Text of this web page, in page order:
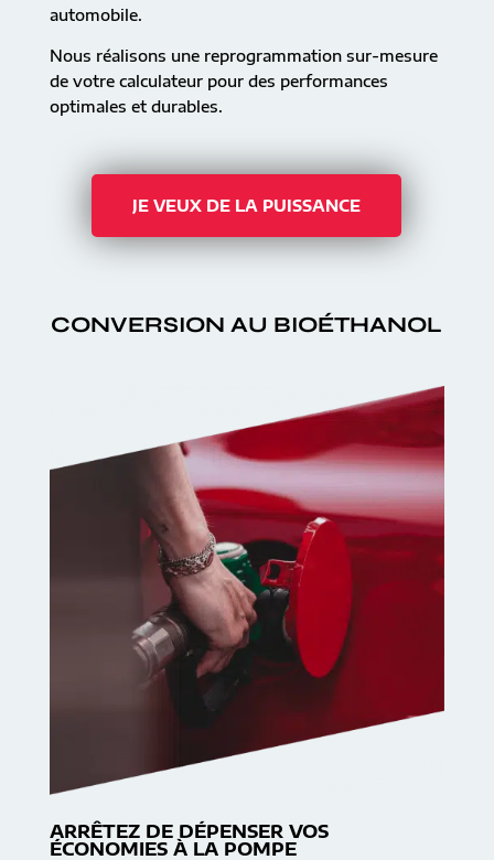
automobile.
Nous réalisons une reprogrammation sur-mesure
de votre calculateur pour des performances
optimales et durables.
JE VEUX DE LA PUISSANCE
CONVERSION AU BIOÉTHANOL
ARRÊTEZ DE DÉPENSER VOS
ÉCONOMIES À LA POMPE